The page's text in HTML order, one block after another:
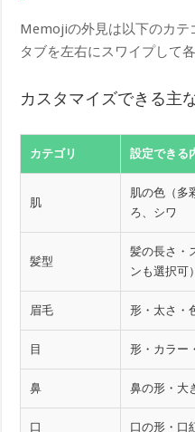
Memojiの外見は以下のカテ
タブを左右にスワイプして
カスタマイズできる主
カテゴリ 設定できる
肌
肌の色（多
ろ、シワ
髪型
髪の長さ・
ンも選択可）
眉毛 形・太さ・
目 形・カラー
鼻 鼻の形・大
口 口の形・口